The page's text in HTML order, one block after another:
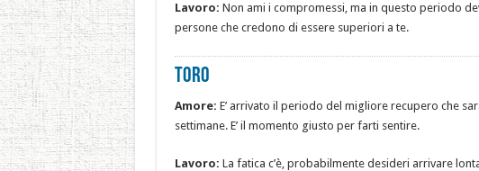
Lavoro: Non ami i compromessi, ma in questo periodo
persone che credono di essere superiori a te.
Toro
Amore: E’ arrivato il periodo del migliore recupero che
settimane. E’ il momento giusto per farti sentire.
Lavoro: La fatica c’è, probabilmente desideri arrivare